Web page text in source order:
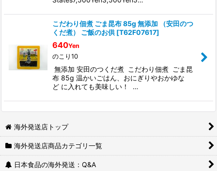
こだわり佃煮 ごま昆布 85g 無添加 （安田のつ
くだ煮） ご飯のお供 [T62F07617]
640Yen
のこり10
無添加 安田のつくだ煮 こだわり佃煮 ごま昆
布 85g 温かいごはん、おにぎりやおかゆな
ど に入れても美味しい！ …
海外発送店トップ
海外発送店商品カテゴリ一覧
日本食品の海外発送：Q&A